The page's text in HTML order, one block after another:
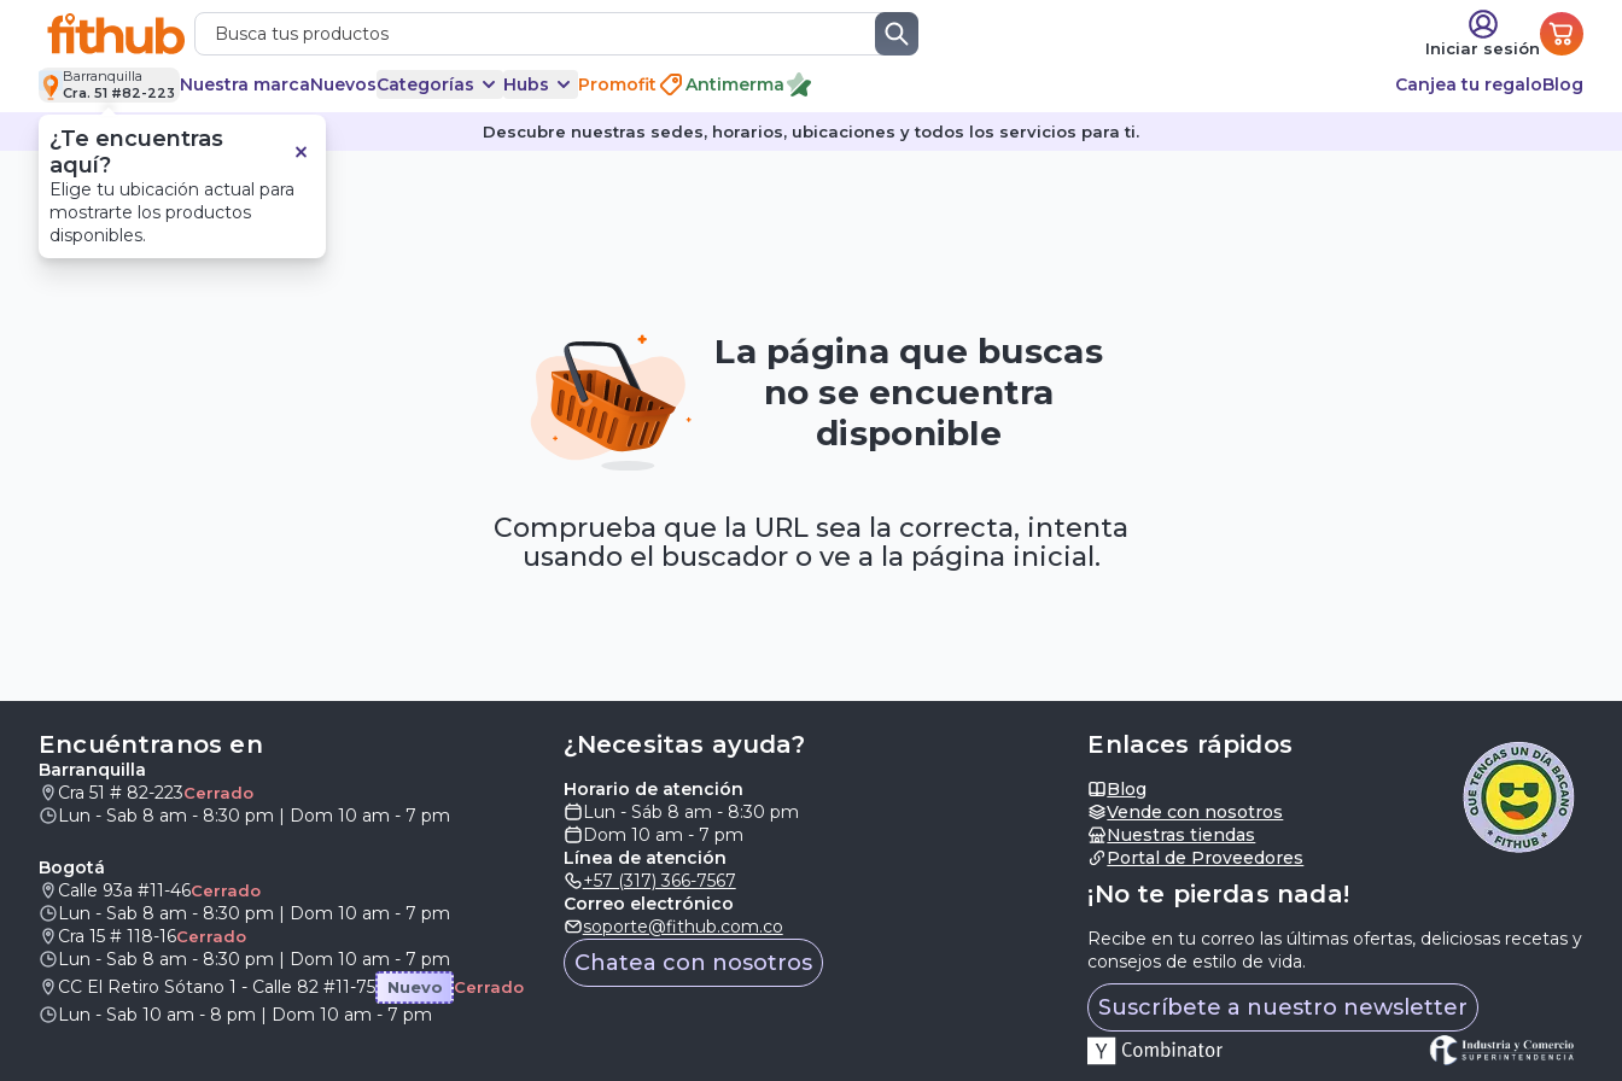
Iniciar sesión
Barranquilla
Cra. 51 #82-223 Nuestra marcaNuevosCategorías Hubs Promofit Antimerma Canjea tu regaloBlog
Descubre nuestras sedes, horarios, ubicaciones y todos los servicios para ti.
La página que buscas
no se encuentra
disponible
Comprueba que la URL sea la correcta, intenta
usando el buscador o ve a la página inicial.
Encuéntranos en
Barranquilla
Cra 51 # 82-223Cerrado
Lun - Sab 8 am - 8:30 pm | Dom 10 am - 7 pm
Bogotá
Calle 93a #11-46Cerrado
Lun - Sab 8 am - 8:30 pm | Dom 10 am - 7 pm
Cra 15 # 118-16Cerrado
Lun - Sab 8 am - 8:30 pm | Dom 10 am - 7 pm
CC El Retiro Sótano 1 - Calle 82 #11-75
Nuevo Cerrado
Lun - Sab 10 am - 8 pm | Dom 10 am - 7 pm
Enlaces rápidos
Blog
Vende con nosotros
Nuestras tiendas
Portal de Proveedores
¡No te pierdas nada!
Recibe en tu correo las últimas ofertas, deliciosas recetas y
consejos de estilo de vida.
Suscríbete a nuestro newsletter
¿Necesitas ayuda?
Horario de atención
Lun - Sáb 8 am - 8:30 pm
Dom 10 am - 7 pm
Línea de atención
+57 (317) 366-7567
Correo electrónico
soporte@fithub.com.co
Chatea con nosotros
¿Te encuentras
aquí?
Elige tu ubicación actual para
mostrarte los productos
disponibles.